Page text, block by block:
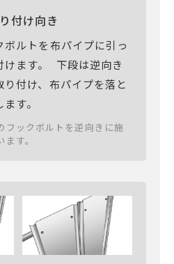
付け向き
ボルトを布パイプに引っ
けます。 下段は逆向き
付け、布パイプを落と
す。
フックボルトを逆向きに施
す。